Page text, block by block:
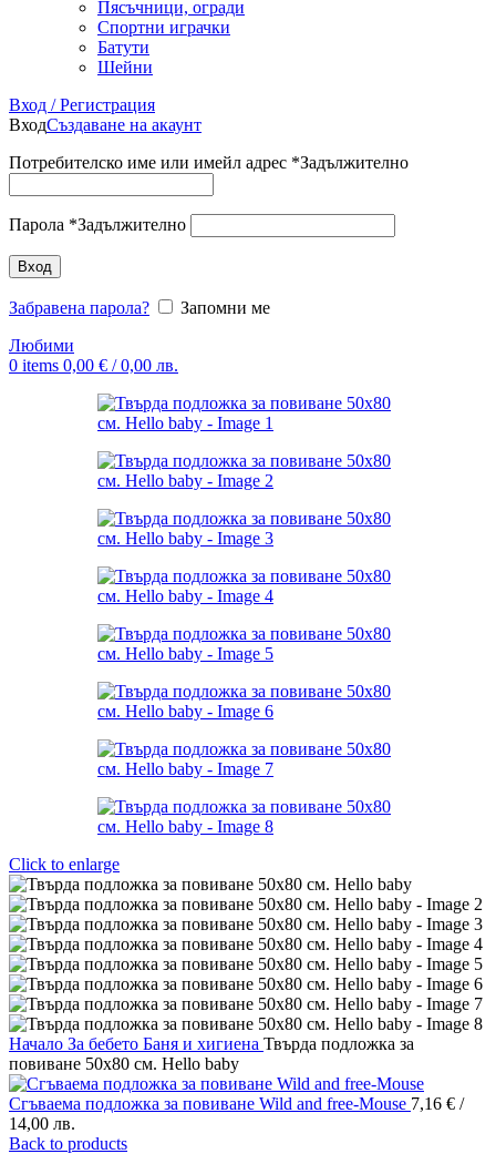
Пясъчници, огради
Спортни играчки
Батути
Шейни
Вход / Регистрация
ВходСъздаване на акаунт
Потребителско име или имейл адрес *Задължително
Парола *Задължително
Вход
Забравена парола?
Запомни ме
Любими
0 items 0,00 € / 0,00 лв.
Click to enlarge
Начало За бебето Баня и хигиена Твърда подложка за
повиване 50х80 см. Hello baby
Сгъваема подложка за повиване Wild and free-Mouse 7,16 € /
14,00 лв.
Back to products